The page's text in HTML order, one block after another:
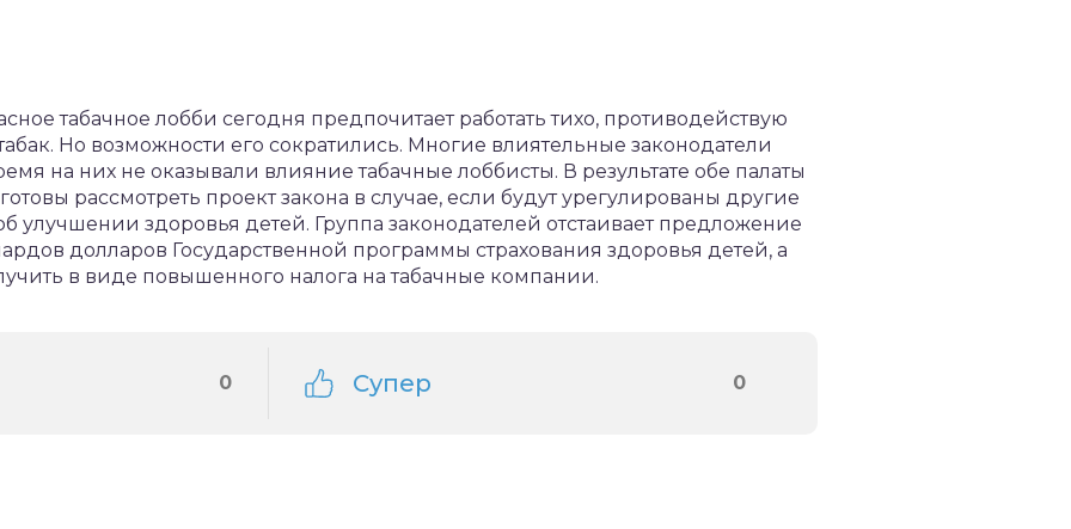
табачное лобби сегодня предпочитает работать тихо, противодействую
Но возможности его сократились. Многие влиятельные законодатели
на них не оказывали влияние табачные лоббисты. В результате обе палаты
рассмотреть проект закона в случае, если будут урегулированы другие
улучшении здоровья детей. Группа законодателей отстаивает предложение
долларов Государственной программы страхования здоровья детей, а
в виде повышенного налога на табачные компании.
0 Супер 0